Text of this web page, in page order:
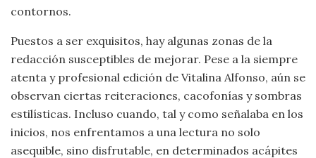
contornos.
Puestos a ser exquisitos, hay algunas zonas de la
redacción susceptibles de mejorar. Pese a la siempre
atenta y profesional edición de Vitalina Alfonso, aún se
observan ciertas reiteraciones, cacofonías y sombras
estilísticas. Incluso cuando, tal y como señalaba en los
inicios, nos enfrentamos a una lectura no solo
asequible, sino disfrutable, en determinados acápites